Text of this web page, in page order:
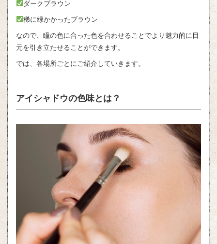
ダークブラウン
稀に緑かかったブラウン
なので、瞳の色に合った色を合わせることでより魅力的に目
元を引き立たせることができます。
では、各場所ごとにご紹介していきます。
アイシャドウの色味とは？